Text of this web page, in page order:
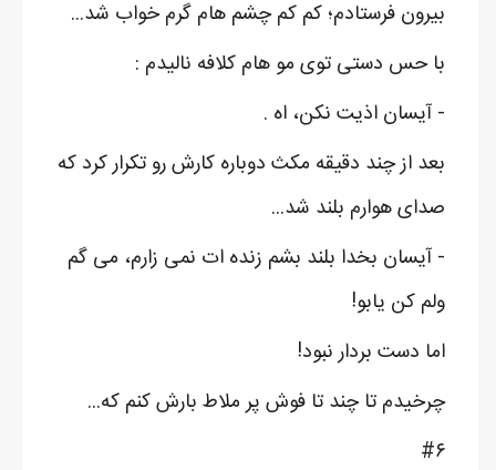
بیرون فرستادم؛ کم کم چشم هام گرم خواب شد...
با حس دستی توی مو هام کلافه نالیدم :
- آیسان اذیت نکن، اه .
بعد از چند دقیقه مکث دوباره کارش رو تکرار کرد که
صدای هوارم بلند شد...
- آیسان بخدا بلند بشم زنده ات نمی زارم، می گم
ولم کن یابو!
اما دست بردار نبود!
چرخیدم تا چند تا فوش پر ملاط بارش کنم که...
#۶